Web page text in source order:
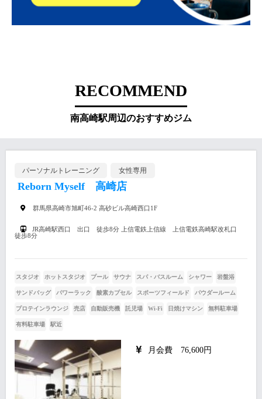
RECOMMEND
南高崎駅周辺のおすすめジム
パーソナルトレーニング 女性専用
Reborn Myself 高崎店
群馬県高崎市旭町46-2 高砂ビル高崎西口1F
JR高崎駅西口 出口 徒歩8分 上信電鉄上信線 上信電鉄高崎駅改札口
徒歩8分
スタジオ ホットスタジオ プール サウナ スパ・バスルーム シャワー 岩盤浴
サンドバッグ パワーラック 酸素カプセル スポーツフィールド パウダールーム
プロテインラウンジ 売店 自動販売機 託児場 Wi-Fi 日焼けマシン 無料駐車場
有料駐車場 駅近
月会費 76,600円